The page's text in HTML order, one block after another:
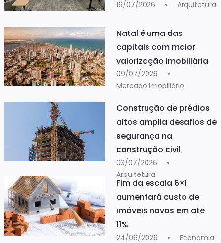
16/07/2026 Arquitetura
Natal é uma das
capitais com maior
valorização imobiliária
09/07/2026
Mercado Imobiliário
Construção de prédios
altos amplia desafios de
segurança na
construção civil
03/07/2026
Arquitetura
Fim da escala 6×1
aumentará custo de
imóveis novos em até
11%
24/06/2026 Economia